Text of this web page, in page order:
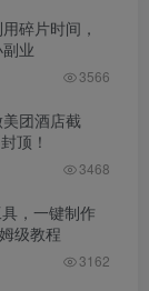
碎片时间，
业
3566
团酒店截
顶！
3468
，一键制作
级教程
3162